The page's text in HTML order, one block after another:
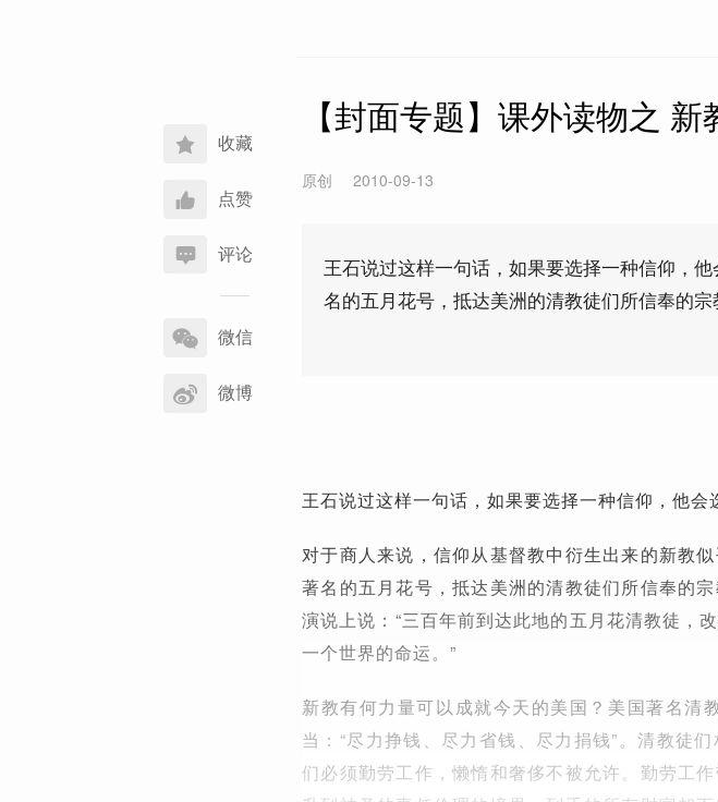
收藏
点赞
评论
享
到
微信
微博
【封面专题】课外读物之
原创 2010-09-13
王石说过这样一句话，如果要选择一种信仰，
名的五月花号，抵达美洲的清教徒们所信奉的宗
王石说过这样一句话，如果要选择一种信仰，他会
对于商人来说，信仰从基督教中衍生出来的新教
著名的五月花号，抵达美洲的清教徒们所信奉的
演说上说：“三百年前到达此地的五月花清教徒，
一个世界的命运。”
新教有何力量可以成就今天的美国？美国著名清
当：“尽力挣钱、尽力省钱、尽力捐钱”。清教徒
们必须勤劳工作，懒惰和奢侈不被允许。勤劳工